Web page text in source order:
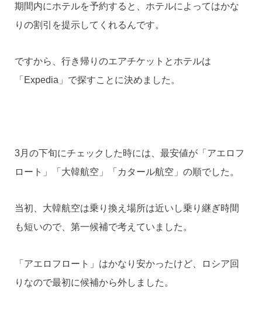
期間内にホテルを予約すると、ホテルによってはかな
りの割引を提示してくれるんです。
ですから、行き帰りのエアチケットとホテルは
「Expedia」で探すことに決めました。
3月の下旬にチェックした時には、最安値が「アエロフ
ロート」「大韓航空」「カタール航空」の順でした。
当初、大韓航空は乗り換え場所は近いし乗り継ぎ時間
も短いので、第一候補で考えていました。
「アエロフロート」はかなり安かったけど、ロシア回
りなので最初に候補から外しました。